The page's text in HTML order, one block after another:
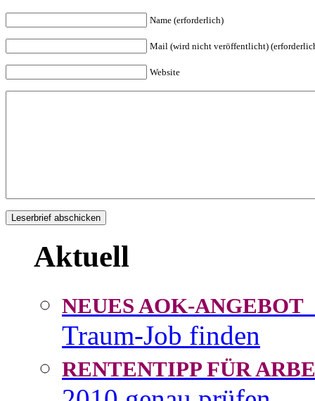
Name (erforderlich)
Mail (wird nicht veröffentlicht)
Website
Aktuell
NEUES AOK-ANGEBOT
Traum-Job finden
RENTENTIPP FÜR